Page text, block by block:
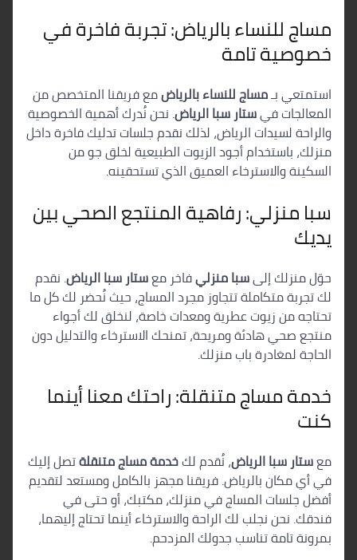
مساج للنساء بالرياض: تجربة فاخرة في
خصوصية تامة
استمتعي بـمساج للنساء بالرياضمع فريقنا المتخصص من
المعالجات فيستار سبا الرياض. نحن نُدرك أهمية الخصوصية
والراحة لسيدات الرياض، لذلك نقدم جلسات تدليك فاخرة داخل
منزلك، باستخدام أجود الزيوت الطبيعية لخلق جو من
السكينة والاسترخاء العميق الذي تستحقينه.
سبا منزلي: رفاهية المنتجع الصحي بين
يديك
حوّل منزلك إلىسبا منزليفاخر معستار سبا الرياض. نقدم
لك تجربة متكاملة تتجاوز مجرد المساج، حيث نُحضر لك كل ما
تحتاجه من زيوت عطرية ومعدات خاصة، لنخلق لك أجواء
منتجع صحي هادئة ومريحة، تمنحك الاسترخاء والتدليل دون
الحاجة لمغادرة باب منزلك.
خدمة مساج متنقلة: راحتك معنا أينما
كنت
معستار سبا الرياض، نُقدم لكخدمة مساج متنقلةتصل إليك
في أي مكان بالرياض. فريقنا مجهز بالكامل ومستعد لتقديم
أفضل جلسات المساج في منزلك، مكتبك، أو حتى في
فندقك. نحن نجلب لك الراحة والاسترخاء أينما تحتاج إليهما،
بمرونة تامة تناسب جدولك المزدحم.